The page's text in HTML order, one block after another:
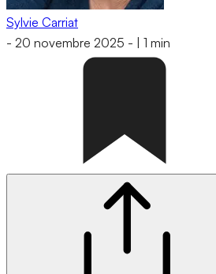
Sylvie Carriat
- 20 novembre 2025 - 1 min